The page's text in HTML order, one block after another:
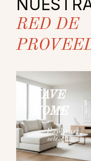
RED DE
KAVE
HOME
Explorar
selección